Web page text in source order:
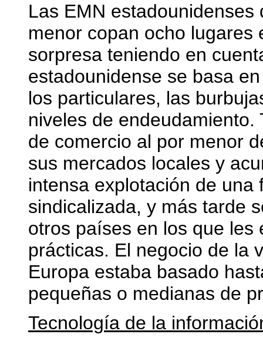
Las EMN
menor copan ocho lugares
sorpresa teniendo en
estadounidense se basa
los particulares, las
niveles de
de comercio al por menor
sus mercados locales y
intensa explotación de
sindicalizada, y más tarde
otros países en los que les
prácticas. El negocio de la
Europa estaba basado
pequeñas o medianas de
Tecnología de la